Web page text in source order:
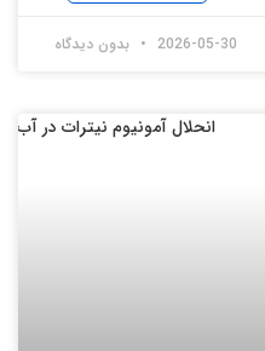
2026-05-30 بدون دیدگاه